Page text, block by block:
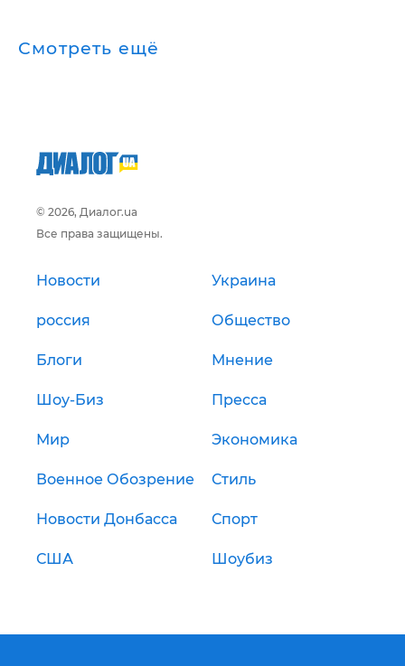
Смотреть ещё
© 2026, Диалог.ua
Все права защищены.
Новости Украина
россия Общество
Блоги Мнение
Шоу-Биз Пресса
Мир Экономика
Военное Обозрение Стиль
Новости Донбасса Спорт
США Шоубиз